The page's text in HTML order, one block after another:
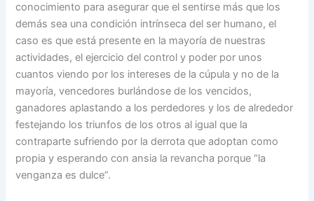
conocimiento para asegurar que el sentirse más que los
demás sea una condición intrínseca del ser humano, el
caso es que está presente en la mayoría de nuestras
actividades, el ejercicio del control y poder por unos
cuantos viendo por los intereses de la cúpula y no de la
mayoría, vencedores burlándose de los vencidos,
ganadores aplastando a los perdedores y los de alrededor
festejando los triunfos de los otros al igual que la
contraparte sufriendo por la derrota que adoptan como
propia y esperando con ansia la revancha porque “la
venganza es dulce”.